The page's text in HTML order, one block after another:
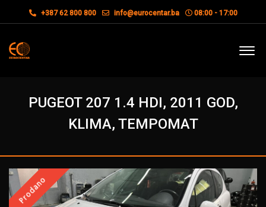
+387 62 800 800 info@eurocentar.ba 08:00 - 17:00
PUGEOT 207 1.4 HDI, 2011 GOD,
KLIMA, TEMPOMAT
Prodano